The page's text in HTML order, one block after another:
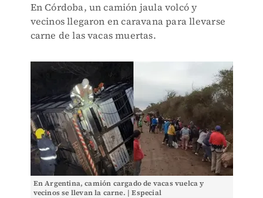
En Córdoba, un camión jaula volcó y
vecinos llegaron en caravana para llevarse
carne de las vacas muertas.
En Argentina, camión cargado de vacas vuelca y
vecinos se llevan la carne. | Especial